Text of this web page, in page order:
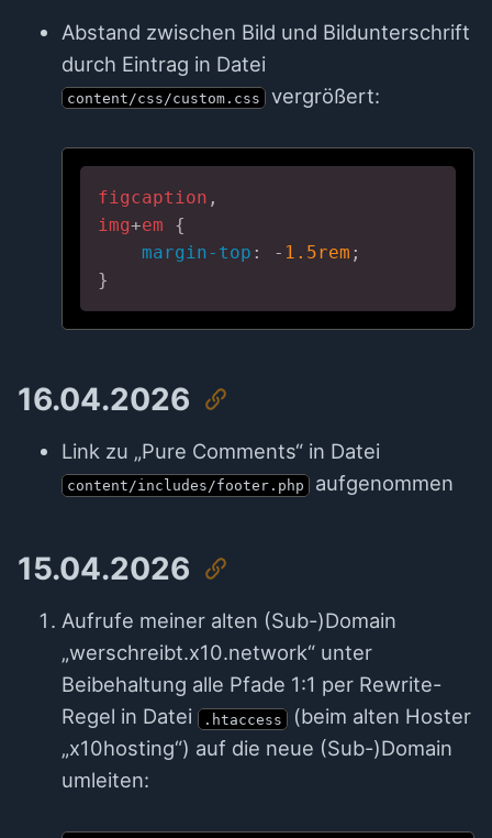
Abstand zwischen Bild und Bildunterschrift
durch Eintrag in Datei
content/css/custom.css vergrößert:
figcaption
img+em {
margin-top : - 1.5rem ;
}
16.04.2026
Link zu „Pure Comments“ in Datei
content/includes/footer.php aufgenommen
15.04.2026
Aufrufe meiner alten (Sub-)Domain
„werschreibt.x10.network“ unter
Beibehaltung alle Pfade 1:1 per Rewrite-
Regel in Datei
.htaccess
(beim alten Hoster
„x10hosting“) auf die neue (Sub-)Domain
umleiten: